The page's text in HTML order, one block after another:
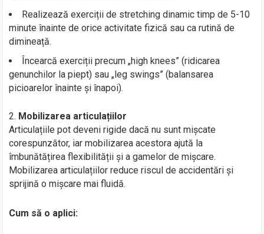
Realizează exerciții de stretching dinamic timp de 5-10
minute înainte de orice activitate fizică sau ca rutină de
dimineață.
Încearcă exerciții precum „high knees” (ridicarea
genunchilor la piept) sau „leg swings” (balansarea
picioarelor înainte și înapoi).
Mobilizarea articulațiilor
Articulațiile pot deveni rigide dacă nu sunt mișcate
corespunzător, iar mobilizarea acestora ajută la
îmbunătățirea flexibilității și a gamelor de mișcare.
Mobilizarea articulațiilor reduce riscul de accidentări și
sprijină o mișcare mai fluidă.
Cum să o aplici: